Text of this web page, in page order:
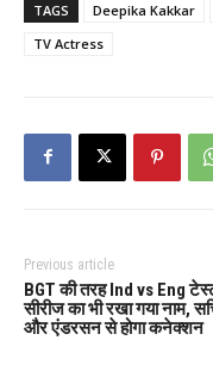
TAGS Deepika Kakkar
TV Actress
Previous article
BGT की तरह Ind vs Eng
सीरीज का भी रखा गया नाम,
और एंडरसन से होगा कनेक्शन